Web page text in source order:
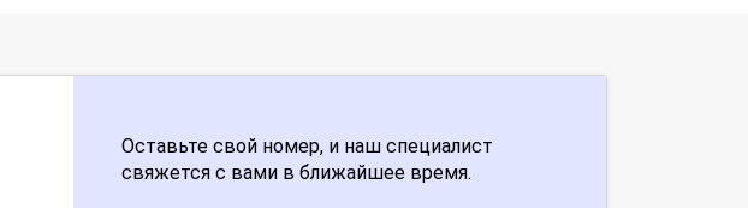
Оставьте свой номер, и наш специалист
свяжется с вами в ближайшее время.